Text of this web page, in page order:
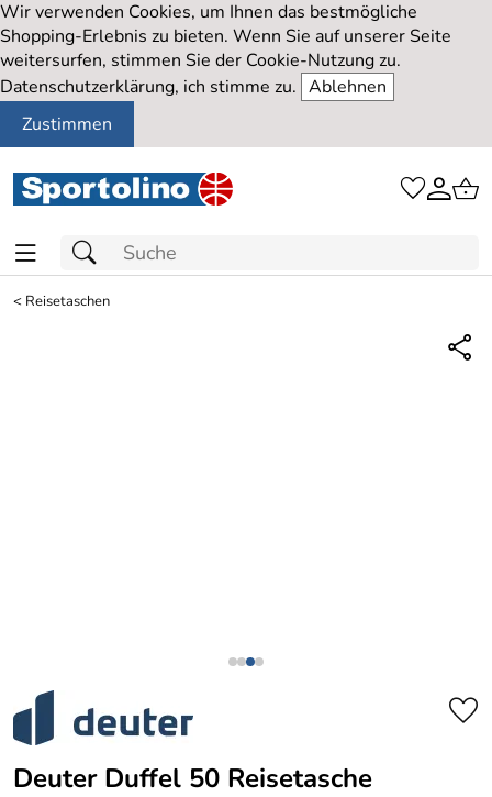
Wir verwenden Cookies, um Ihnen das bestmögliche
Shopping-Erlebnis zu bieten. Wenn Sie auf unserer Seite
weitersurfen, stimmen Sie der Cookie-Nutzung zu.
Datenschutzerklärung, ich stimme zu. Ablehnen
Zustimmen
< Reisetaschen
Deuter Duffel 50 Reisetasche